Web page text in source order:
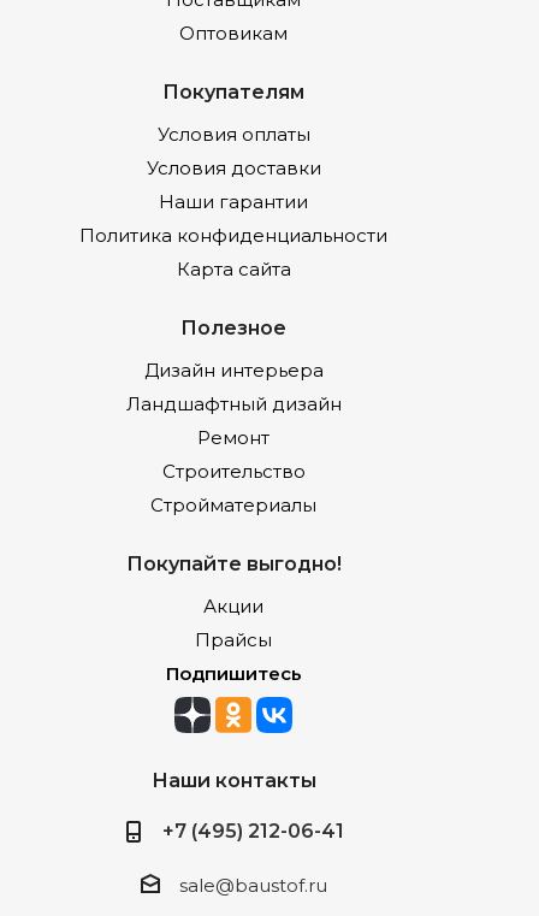
Оптовикам
Покупателям
Условия оплаты
Условия доставки
Наши гарантии
Политика конфиденциальности
Карта сайта
Полезное
Дизайн интерьера
Ландшафтный дизайн
Ремонт
Строительство
Стройматериалы
Покупайте выгодно!
Акции
Прайсы
Подпишитесь
Наши контакты
+7 (495) 212-06-41
sale@baustof.ru